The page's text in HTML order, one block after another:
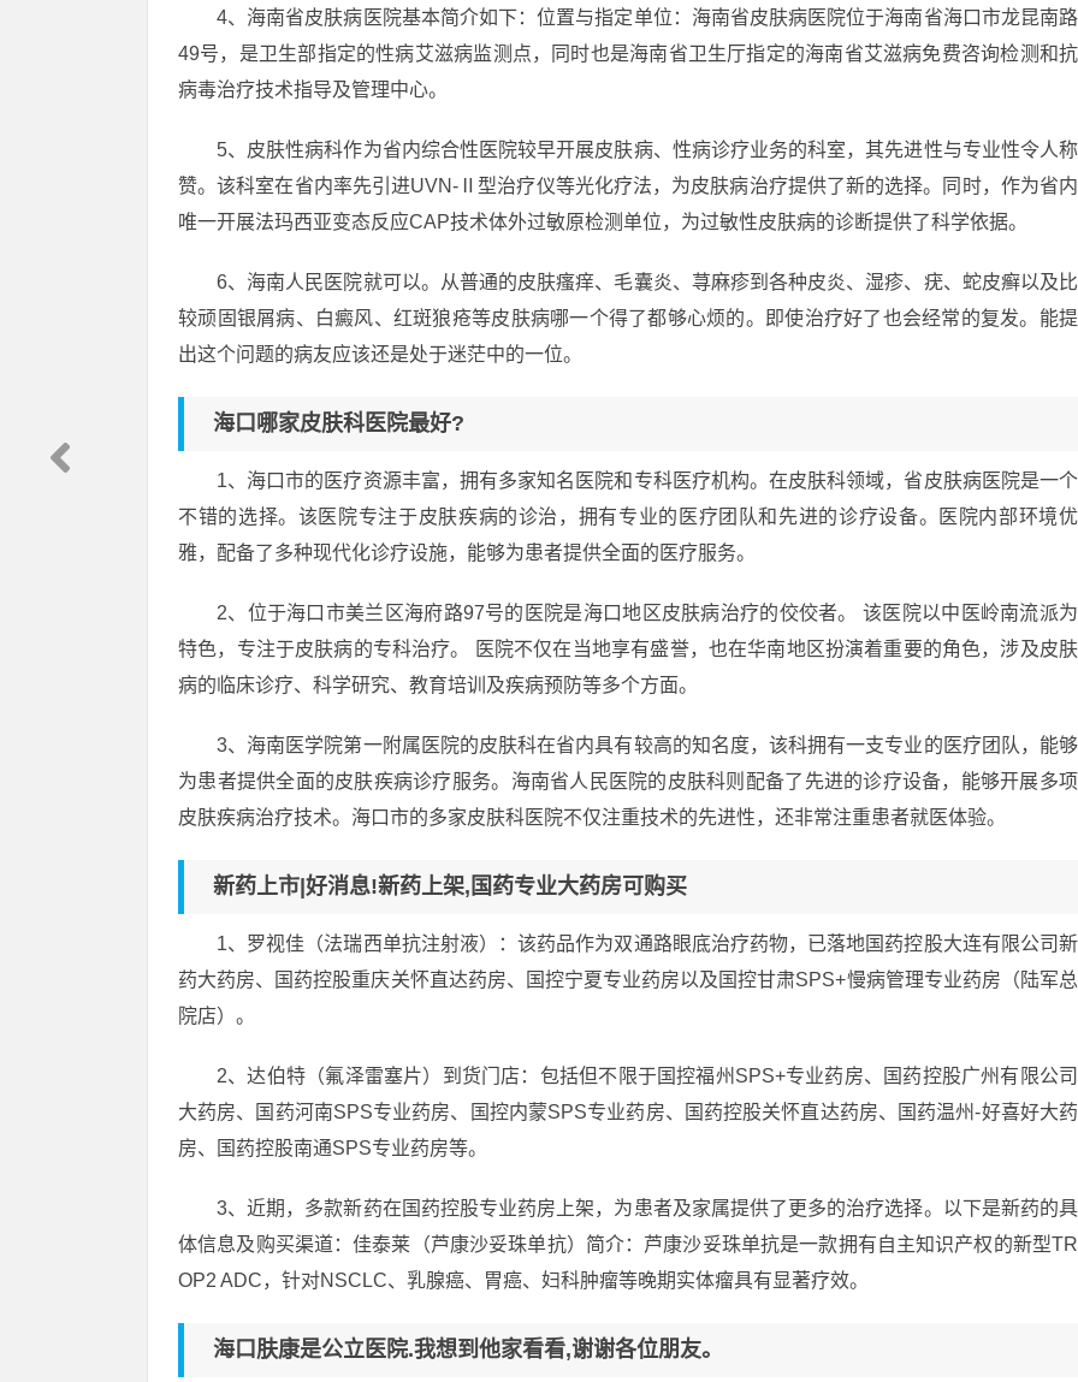
4、海南省皮肤病医院基本简介如下：位置与指定单位：海南省皮肤病医院位于海南省海口市龙昆南路
49号，是卫生部指定的性病艾滋病监测点，同时也是海南省卫生厅指定的海南省艾滋病免费咨询检测和抗
病毒治疗技术指导及管理中心。
5、皮肤性病科作为省内综合性医院较早开展皮肤病、性病诊疗业务的科室，其先进性与专业性令人称
赞。该科室在省内率先引进UVN-Ⅱ型治疗仪等光化疗法，为皮肤病治疗提供了新的选择。同时，作为省内
唯一开展法玛西亚变态反应CAP技术体外过敏原检测单位，为过敏性皮肤病的诊断提供了科学依据。
6、海南人民医院就可以。从普通的皮肤瘙痒、毛囊炎、荨麻疹到各种皮炎、湿疹、疣、蛇皮癣以及比
较顽固银屑病、白癜风、红斑狼疮等皮肤病哪一个得了都够心烦的。即使治疗好了也会经常的复发。能提
出这个问题的病友应该还是处于迷茫中的一位。
海口哪家皮肤科医院最好?
1、海口市的医疗资源丰富，拥有多家知名医院和专科医疗机构。在皮肤科领域，省皮肤病医院是一个
不错的选择。该医院专注于皮肤疾病的诊治，拥有专业的医疗团队和先进的诊疗设备。医院内部环境优
雅，配备了多种现代化诊疗设施，能够为患者提供全面的医疗服务。
2、位于海口市美兰区海府路97号的医院是海口地区皮肤病治疗的佼佼者。 该医院以中医岭南流派为
特色，专注于皮肤病的专科治疗。 医院不仅在当地享有盛誉，也在华南地区扮演着重要的角色，涉及皮肤
病的临床诊疗、科学研究、教育培训及疾病预防等多个方面。
3、海南医学院第一附属医院的皮肤科在省内具有较高的知名度，该科拥有一支专业的医疗团队，能够
为患者提供全面的皮肤疾病诊疗服务。海南省人民医院的皮肤科则配备了先进的诊疗设备，能够开展多项
皮肤疾病治疗技术。海口市的多家皮肤科医院不仅注重技术的先进性，还非常注重患者就医体验。
新药上市|好消息!新药上架,国药专业大药房可购买
1、罗视佳（法瑞西单抗注射液）：该药品作为双通路眼底治疗药物，已落地国药控股大连有限公司新
药大药房、国药控股重庆关怀直达药房、国控宁夏专业药房以及国控甘肃SPS+慢病管理专业药房（陆军总
院店）。
2、达伯特（氟泽雷塞片）到货门店：包括但不限于国控福州SPS+专业药房、国药控股广州有限公司
大药房、国药河南SPS专业药房、国控内蒙SPS专业药房、国药控股关怀直达药房、国药温州-好喜好大药
房、国药控股南通SPS专业药房等。
3、近期，多款新药在国药控股专业药房上架，为患者及家属提供了更多的治疗选择。以下是新药的具
体信息及购买渠道：佳泰莱（芦康沙妥珠单抗）简介：芦康沙妥珠单抗是一款拥有自主知识产权的新型TR
OP2 ADC，针对NSCLC、乳腺癌、胃癌、妇科肿瘤等晚期实体瘤具有显著疗效。
海口肤康是公立医院.我想到他家看看,谢谢各位朋友。